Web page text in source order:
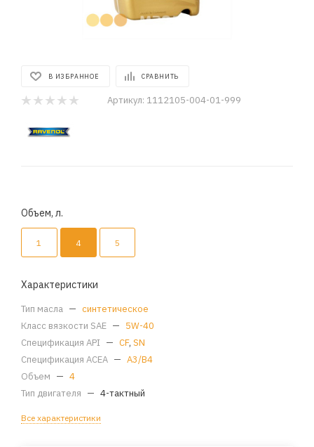
В ИЗБРАННОЕ СРАВНИТЬ
Артикул: 1112105-004-01-999
Объем, л.
1 4 5
Характеристики
Тип масла — синтетическое
Класс вязкости SAE — 5W-40
Спецификация API — CF, SN
Спецификация ACEA — A3/B4
Объем — 4
Тип двигателя — 4-тактный
Все характеристики